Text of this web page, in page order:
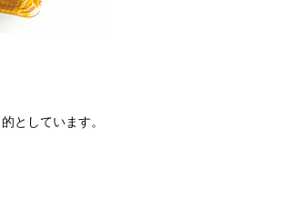
としています。